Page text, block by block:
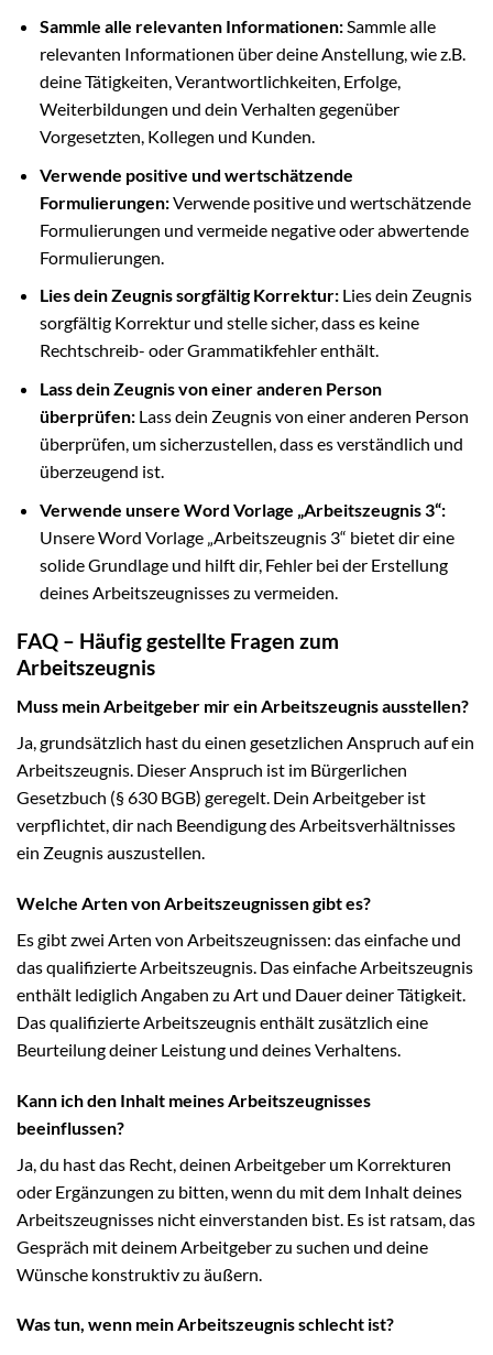
Sammle alle relevanten Informationen:Sammle alle
relevanten Informationen über deine Anstellung, wie z.B.
deine Tätigkeiten, Verantwortlichkeiten, Erfolge,
Weiterbildungen und dein Verhalten gegenüber
Vorgesetzten, Kollegen und Kunden.
Verwende positive und wertschätzende
Formulierungen:Verwende positive und wertschätzende
Formulierungen und vermeide negative oder abwertende
Formulierungen.
Lies dein Zeugnis sorgfältig Korrektur:Lies dein Zeugnis
sorgfältig Korrektur und stelle sicher, dass es keine
Rechtschreib- oder Grammatikfehler enthält.
Lass dein Zeugnis von einer anderen Person
überprüfen:Lass dein Zeugnis von einer anderen Person
überprüfen, um sicherzustellen, dass es verständlich und
überzeugend ist.
Verwende unsere Word Vorlage „Arbeitszeugnis 3“:
Unsere Word Vorlage „Arbeitszeugnis 3“ bietet dir eine
solide Grundlage und hilft dir, Fehler bei der Erstellung
deines Arbeitszeugnisses zu vermeiden.
FAQ – Häufig gestellte Fragen zum
Arbeitszeugnis
Muss mein Arbeitgeber mir ein Arbeitszeugnis ausstellen?
Ja, grundsätzlich hast du einen gesetzlichen Anspruch auf ein
Arbeitszeugnis. Dieser Anspruch ist im Bürgerlichen
Gesetzbuch (§ 630 BGB) geregelt. Dein Arbeitgeber ist
verpflichtet, dir nach Beendigung des Arbeitsverhältnisses
ein Zeugnis auszustellen.
Welche Arten von Arbeitszeugnissen gibt es?
Es gibt zwei Arten von Arbeitszeugnissen: das einfache und
das qualifizierte Arbeitszeugnis. Das einfache Arbeitszeugnis
enthält lediglich Angaben zu Art und Dauer deiner Tätigkeit.
Das qualifizierte Arbeitszeugnis enthält zusätzlich eine
Beurteilung deiner Leistung und deines Verhaltens.
Kann ich den Inhalt meines Arbeitszeugnisses
beeinflussen?
Ja, du hast das Recht, deinen Arbeitgeber um Korrekturen
oder Ergänzungen zu bitten, wenn du mit dem Inhalt deines
Arbeitszeugnisses nicht einverstanden bist. Es ist ratsam, das
Gespräch mit deinem Arbeitgeber zu suchen und deine
Wünsche konstruktiv zu äußern.
Was tun, wenn mein Arbeitszeugnis schlecht ist?